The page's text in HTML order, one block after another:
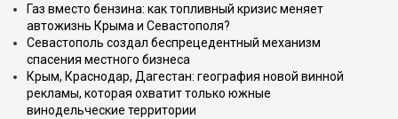
Газ вместо бензина: как топливный кризис меняет
автожизнь Крыма и Севастополя?
Севастополь создал беспрецедентный механизм
спасения местного бизнеса
Крым, Краснодар, Дагестан: география новой винной
рекламы, которая охватит только южные
винодельческие территории